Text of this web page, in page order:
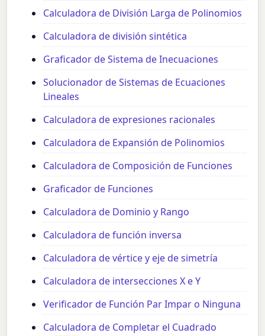
Calculadora de División Larga de Polinomios
Calculadora de división sintética
Graficador de Sistema de Inecuaciones
Solucionador de Sistemas de Ecuaciones
Lineales
Calculadora de expresiones racionales
Calculadora de Expansión de Polinomios
Calculadora de Composición de Funciones
Graficador de Funciones
Calculadora de Dominio y Rango
Calculadora de función inversa
Calculadora de vértice y eje de simetría
Calculadora de intersecciones X e Y
Verificador de Función Par Impar o Ninguna
Calculadora de Completar el Cuadrado